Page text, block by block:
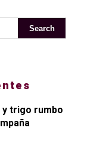
trigo rumbo